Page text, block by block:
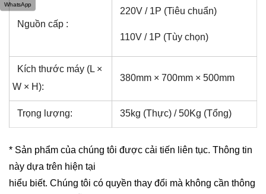
Nguồn cấp :
220V / 1P (Tiêu chuẩn)
110V / 1P (Tùy chọn)
Kích thước máy (L ×
W × H):
380mm × 700mm × 500mm
Trọng lượng: 35kg (Thực) / 50Kg (Tổng)
* Sản phẩm của chúng tôi được cải tiến liên tục. Thông tin
này dựa trên hiện tại
hiểu biết. Chúng tôi có quyền thay đổi mà không cần thông
WhatsApp